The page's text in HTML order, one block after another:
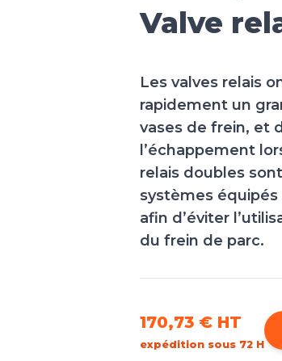
Valve
Les valves relais
rapidement un
vases de frein, et
l’échappement
relais doubles
systèmes
afin d’éviter
du frein de parc.
170,73 € HT
expédition sous 72 H